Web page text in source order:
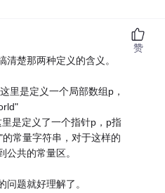
楚那两种定义的含义。
里是定义一个局部数组p，
是定义了一个指针p，p指
常量字符串，对于这样的
公共的常量区。
问题就好理解了。
赞